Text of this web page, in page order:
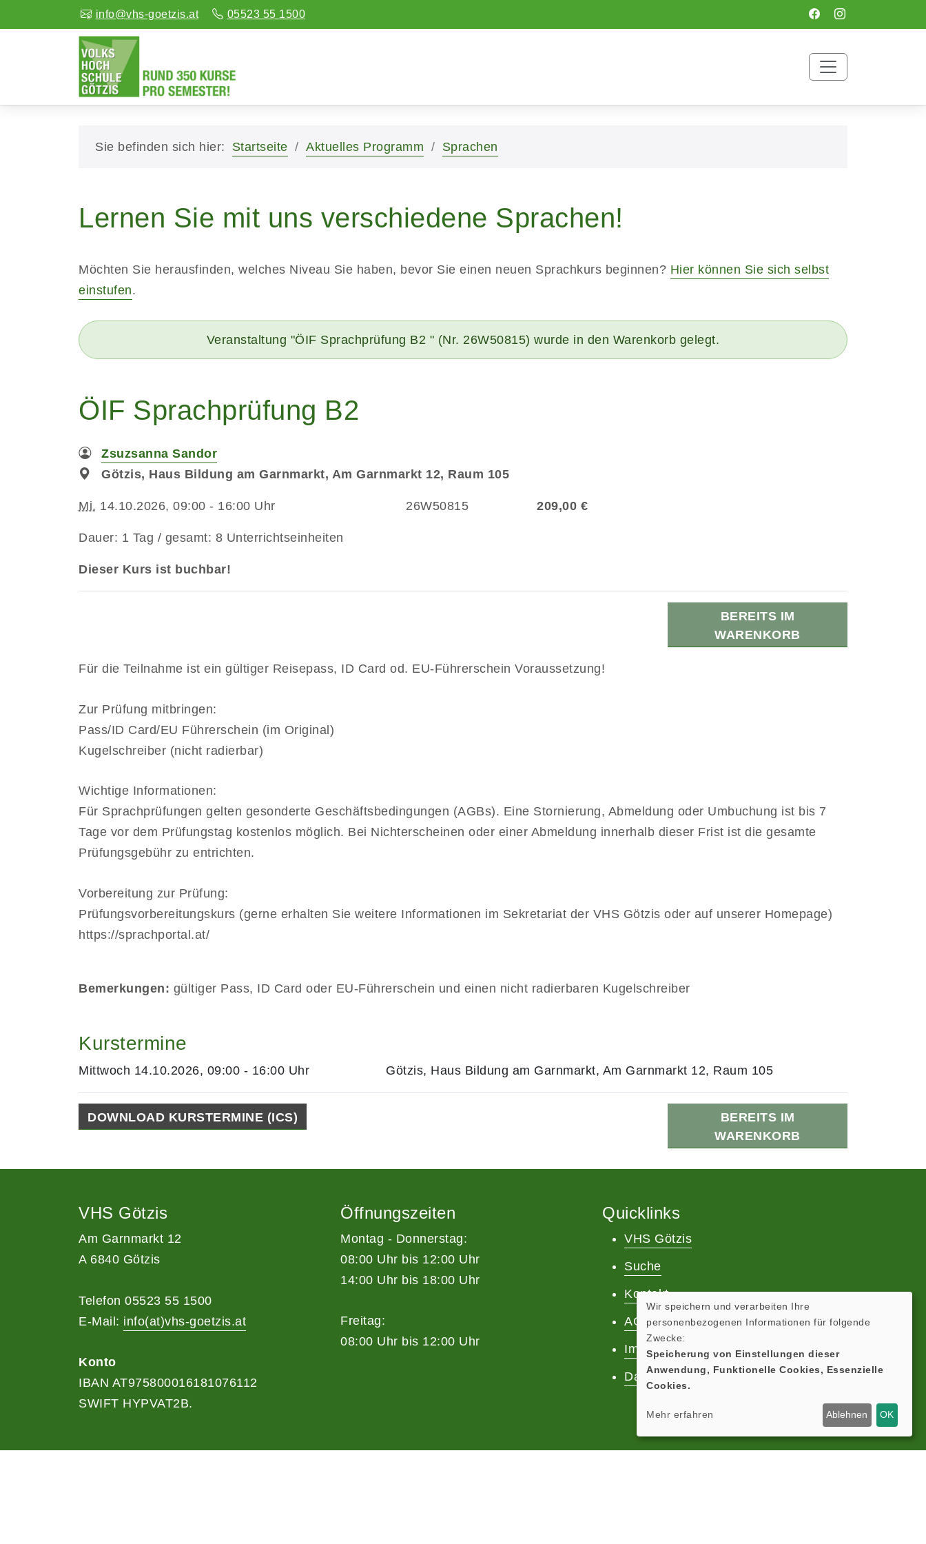
info@vhs-goetzis.at 05523 55 1500
Sie befinden sich hier: Startseite Aktuelles Programm Sprachen
Lernen Sie mit uns verschiedene Sprachen!
Möchten Sie herausfinden, welches Niveau Sie haben, bevor Sie einen neuen Sprachkurs beginnen? Hier können Sie sich selbst
einstufen.
Veranstaltung "ÖIF Sprachprüfung B2 " (Nr. 26W50815) wurde in den Warenkorb gelegt.
ÖIF Sprachprüfung B2
Zsuzsanna Sandor
Götzis, Haus Bildung am Garnmarkt, Am Garnmarkt 12, Raum 105
Mi. 14.10.2026, 09:00 - 16:00 Uhr 26W50815 209,00 €
Dauer: 1 Tag / gesamt: 8 Unterrichtseinheiten
Dieser Kurs ist buchbar!
BEREITS IM
WARENKORB
Für die Teilnahme ist ein gültiger Reisepass, ID Card od. EU-Führerschein Voraussetzung!
Zur Prüfung mitbringen:
Pass/ID Card/EU Führerschein (im Original)
Kugelschreiber (nicht radierbar)
Wichtige Informationen:
Für Sprachprüfungen gelten gesonderte Geschäftsbedingungen (AGBs). Eine Stornierung, Abmeldung oder Umbuchung ist bis 7
Tage vor dem Prüfungstag kostenlos möglich. Bei Nichterscheinen oder einer Abmeldung innerhalb dieser Frist ist die gesamte
Prüfungsgebühr zu entrichten.
Vorbereitung zur Prüfung:
Prüfungsvorbereitungskurs (gerne erhalten Sie weitere Informationen im Sekretariat der VHS Götzis oder auf unserer Homepage)
https://sprachportal.at/
Bemerkungen: gültiger Pass, ID Card oder EU-Führerschein und einen nicht radierbaren Kugelschreiber
Kurstermine
Mittwoch 14.10.2026, 09:00 - 16:00 Uhr Götzis, Haus Bildung am Garnmarkt, Am Garnmarkt 12, Raum 105
DOWNLOAD KURSTERMINE (ICS)
BEREITS IM
WARENKORB
VHS Götzis
Am Garnmarkt 12
A 6840 Götzis
Telefon 05523 55 1500
E-Mail: info(at)vhs-goetzis.at
Konto
IBAN AT975800016181076112
SWIFT HYPVAT2B.
Öffnungszeiten
Montag - Donnerstag:
08:00 Uhr bis 12:00 Uhr
14:00 Uhr bis 18:00 Uhr
Freitag:
08:00 Uhr bis 12:00 Uhr
Quicklinks
VHS Götzis
Suche
Kontakt
AGB
Impressum
Datenschutz
Wir speichern und verarbeiten Ihre
personenbezogenen Informationen für folgende
Zwecke:
Speicherung von Einstellungen dieser
Anwendung, Funktionelle Cookies, Essenzielle
Cookies.
Mehr erfahren Ablehnen OK